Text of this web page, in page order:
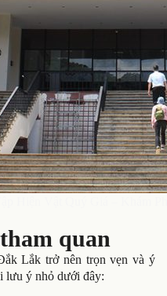
quan
Lắk trở nên trọn vẹn và ý
lưu ý nhỏ dưới đây: